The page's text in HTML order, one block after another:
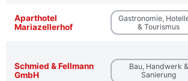
Aparthotel
Mariazellerhof
Gastronomie,
& Tourismus
Schmied & Fellmann
GmbH
Bau, Handwerk &
Sanierung